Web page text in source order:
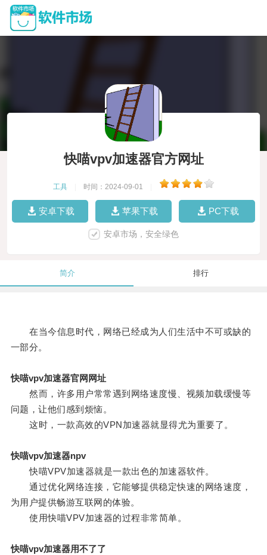
快喵vpv加速器官方网址
工具 时间：2024-09-01
安卓下载 苹果下载 PC下载
安卓市场，安全绿色
简介 排行
在当今信息时代，网络已经成为人们生活中不可或缺的
一部分。
快喵vpv加速器官网网址
然而，许多用户常常遇到网络速度慢、视频加载缓慢等
问题，让他们感到烦恼。
这时，一款高效的VPN加速器就显得尤为重要了。
快喵vpv加速器npv
快喵VPV加速器就是一款出色的加速器软件。
通过优化网络连接，它能够提供稳定快速的网络速度，
为用户提供畅游互联网的体验。
使用快喵VPV加速器的过程非常简单。
快喵vpv加速器用不了了